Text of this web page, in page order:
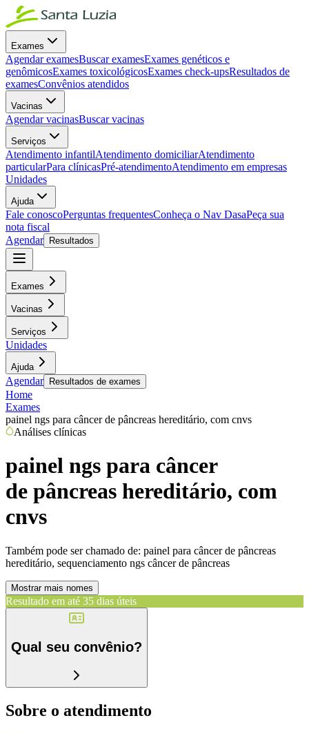
Exames
Agendar examesBuscar examesExames genéticos e
genômicosExames toxicológicosExames check-upsResultados de
examesConvênios atendidos
Vacinas
Agendar vacinasBuscar vacinas
Serviços
Atendimento infantilAtendimento domiciliarAtendimento
particularPara clínicasPré-atendimentoAtendimento em empresas
Unidades
Ajuda
Fale conoscoPerguntas frequentesConheça o Nav DasaPeça sua
nota fiscal
Agendar
Resultados
Exames
Vacinas
Serviços
Unidades
Ajuda
Agendar Resultados de exames
Home
Exames
painel ngs para câncer de pâncreas hereditário, com cnvs
Análises clínicas
painel ngs para câncer
de pâncreas hereditário, com
cnvs
Também pode ser chamado de: painel para câncer de pâncreas
hereditário, sequenciamento ngs câncer de pâncreas
Mostrar mais nomes
Resultado em até 35 dias úteis
Qual seu convênio?
Sobre o atendimento